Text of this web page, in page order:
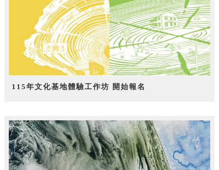
115年文化基地體驗工作坊 開始報名